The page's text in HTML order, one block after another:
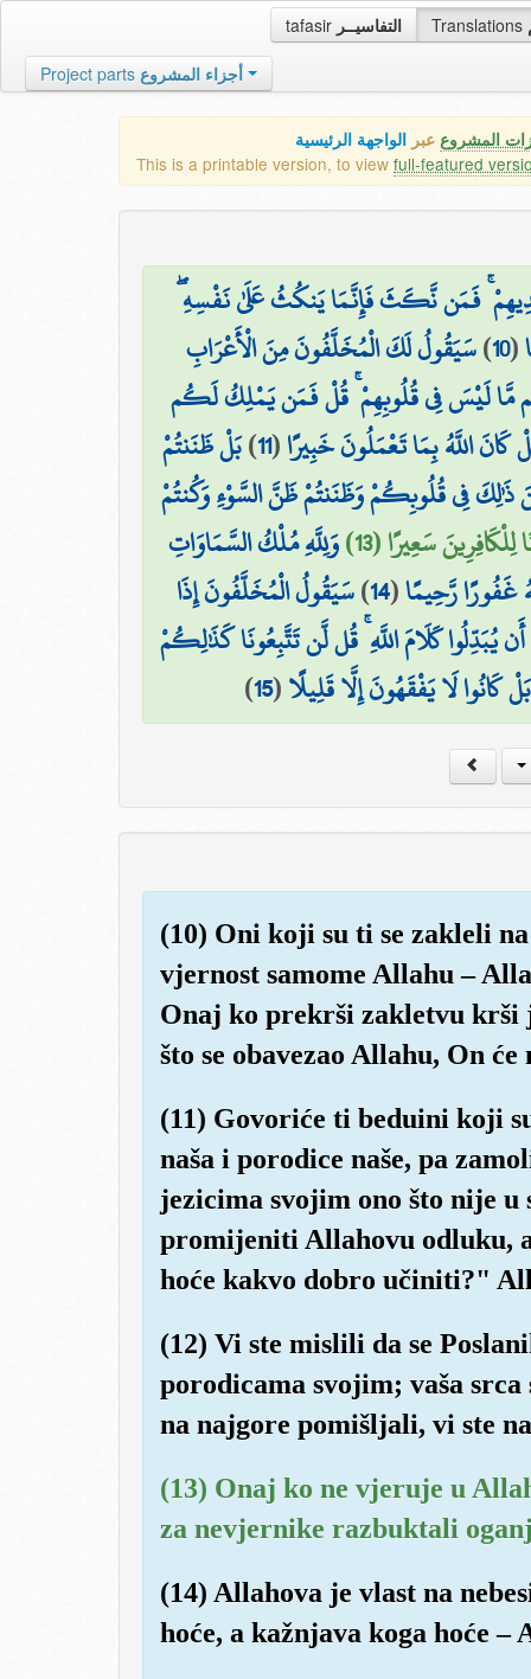
tafasir التفاسيــر Translations
Project parts أجزاء المشروع
المشروع عبر الواجهة الرئيسية
This is a printable version, to view full-featured
أَيْدِيهِمْ ۚ فَمَن نَّكَثَ فَإِنَّمَا يَنكُثُ عَلَىٰ نَفْسِهِ
(
10
)سَيَقُولُ لَكَ الْمُخَلَّفُونَ مِنَ الْأَعْرَابِ
مَّا لَيْسَ فِي قُلُوبِهِمْ ۚ قُلْ فَمَن يَمْلِكُ لَكُم
اللَّهُ بِمَا تَعْمَلُونَ خَبِيرًا(
11
)بَلْ ظَنَنتُمْ
ذَٰلِكَ فِي قُلُوبِكُمْ وَظَنَنتُمْ ظَنَّ السَّوْءِ وَكُنتُمْ
سَعِيرًا (13)
وَلِلَّهِ مُلْكُ السَّمَاوَاتِ
غَفُورًا رَّحِيمًا(
14
)سَيَقُولُ الْمُخَلَّفُونَ إِذَا
يُبَدِّلُوا كَلَامَ اللَّهِ ۚ قُل لَّن تَتَّبِعُونَا كَذَٰلِكُمْ
لَا يَفْقَهُونَ إِلَّا قَلِيلًا(
15
)
(10) Oni koji su ti se zakleli
vjernost samome Allahu –
Onaj ko prekrši zakletvu krši
što se obavezao Allahu, On
(11) Govoriće ti beduini koji
naša i porodice naše, pa
jezicima svojim ono što nije
promijeniti Allahovu odluku,
hoće kakvo dobro učiniti?"
(12) Vi ste mislili da se
porodicama svojim; vaša
na najgore pomišljali, vi ste
(13) Onaj ko ne vjeruje u
za nevjernike razbuktali
(14) Allahova je vlast na
hoće, a kažnjava koga hoće